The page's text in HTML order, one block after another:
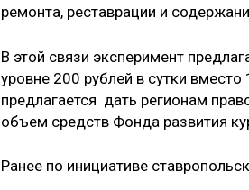
ремонта, реставрации и
В этой связи эксперимент
уровне 200 рублей в сутки
предлагается дать регионам
объем средств Фонда развития
Ранее по инициативе